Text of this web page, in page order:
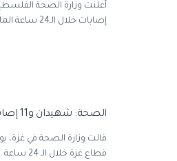
إصابات خلال الـ24 ساعة الماضية في قطاع ...
الصحة: شهيدان و11 إصابة وصلوا مشافي غزة خلال 24 ساعة
قطاع غزة خلال الـ 24 ساعة ...